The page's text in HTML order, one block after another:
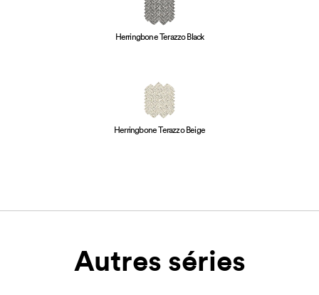
Herringbone Terazzo Black
Herringbone Terazzo Beige
Autres séries